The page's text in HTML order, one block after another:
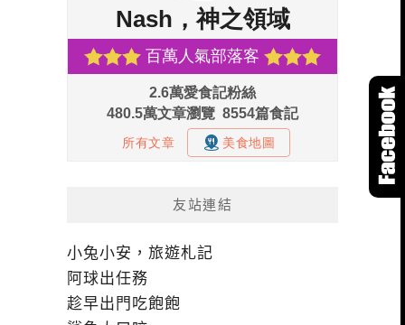
友站連結
小兔小安，旅遊札記
阿球出任務
趁早出門吃飽飽